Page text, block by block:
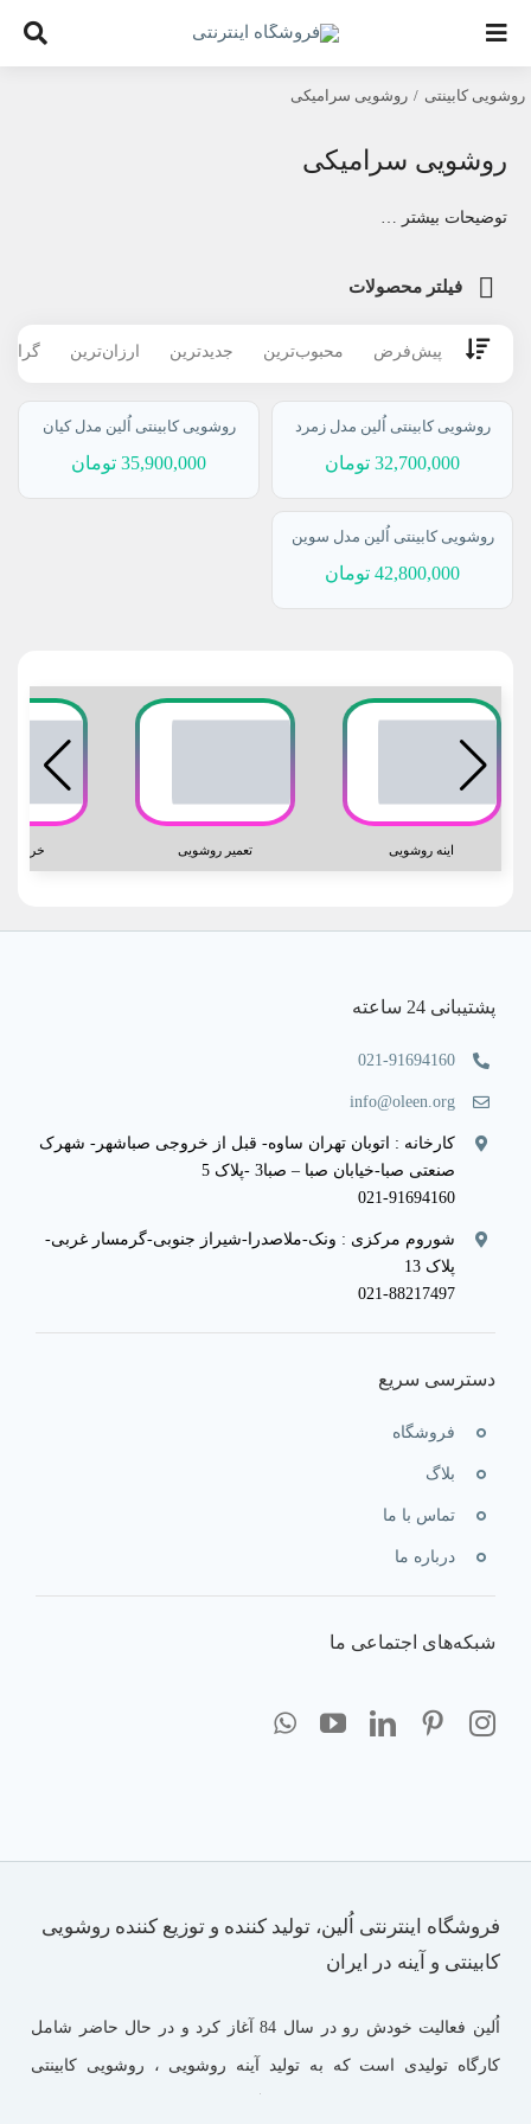
content
روشویی کابینتی روشویی سرامیکی
روشویی سرامیکی
توضیحات بیشتر …
فیلتر محصولات
پیش‌فرض محبوب‌ترین جدیدترین ارزان‌ترین
روشویی کابینتی اُلین مدل زمرد
32,700,000 تومان
افزودن به سبد
روشویی کابینتی اُلین مدل کیان
35,900,000 تومان
روشویی کابینتی اُلین مدل سوین
42,800,000 تومان
اینه روشویی تعمیر روشویی خرید
پشتیبانی 24 ساعته
021-91694160
info@oleen.org
کارخانه : اتوبان تهران ساوه- قبل از خروجی صباشهر- شهرک
صنعتی صبا-خیابان صبا – صبا3 -پلاک 5
021-91694160
شوروم مرکزی : ونک-ملاصدرا-شیراز جنوبی-گرمسار غربی-
پلاک 13
021-88217497
دسترسی سریع
فروشگاه
بلاگ
تماس با ما
درباره ما
شبکه‌های اجتماعی ما
فروشگاه اینترنتی اُلین، تولید کننده و توزیع کننده روشویی
کابینتی و آینه در ایران
اُلین فعالیت خودش رو در سال 84 آغاز کرد و در حال حاضر شامل
کارگاه تولیدی است که به تولید آینه روشویی ، روشویی کابینتی